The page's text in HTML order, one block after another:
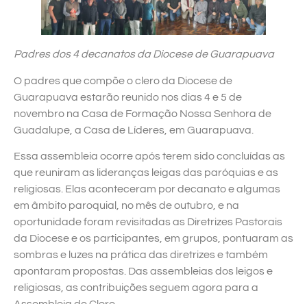
Padres dos 4 decanatos da Diocese de Guarapuava
O padres que compõe o clero da Diocese de
Guarapuava estarão reunido nos dias 4 e 5 de
novembro na Casa de Formação Nossa Senhora de
Guadalupe, a Casa de Líderes, em Guarapuava.
Essa assembleia ocorre após terem sido concluídas as
que reuniram as lideranças leigas das paróquias e as
religiosas. Elas aconteceram por decanato e algumas
em âmbito paroquial, no mês de outubro, e na
oportunidade foram revisitadas as Diretrizes Pastorais
da Diocese e os participantes, em grupos, pontuaram as
sombras e luzes na prática das diretrizes e também
apontaram propostas. Das assembleias dos leigos e
religiosas, as contribuições seguem agora para a